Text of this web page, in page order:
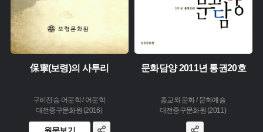
保寧(보령)의 사투리
구비전승·어문학 / 어문학
대전중구문화원 (2016)
문화담양 2011년 통권20호
종교와 문화 / 문화예술
대전중구문화원 (2011)